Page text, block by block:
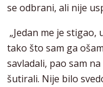
se odbrani, ali nije
„Jedan me je stigao,
tako što sam ga
savladali, pao sam
šutirali. Nije bilo